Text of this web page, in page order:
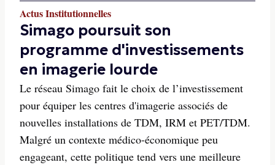
Actus Institutionnelles
Simago poursuit son
programme d'investissements
en imagerie lourde
Le réseau Simago fait le choix de l’investissement
pour équiper les centres d'imagerie associés de
nouvelles installations de TDM, IRM et PET/TDM.
Malgré un contexte médico-économique peu
engageant, cette politique tend vers une meilleure